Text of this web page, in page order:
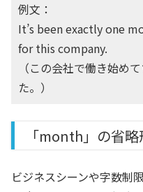
例文：
It’s been exactly one
for this company.
（この会社で働き始め
た。）
「month」の省略
ビジネスシーンや字数制